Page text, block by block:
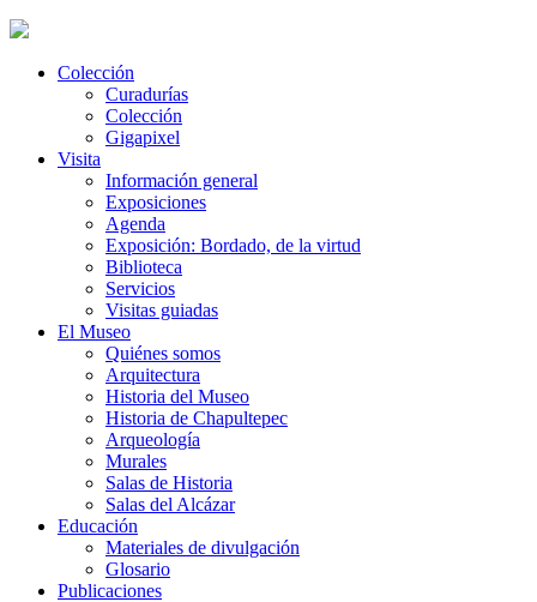
Colección
Curadurías
Colección
Gigapixel
Visita
Información general
Exposiciones
Agenda
Exposición: Bordado, de la virtud
Biblioteca
Servicios
Visitas guiadas
El Museo
Quiénes somos
Arquitectura
Historia del Museo
Historia de Chapultepec
Arqueología
Murales
Salas de Historia
Salas del Alcázar
Educación
Materiales de divulgación
Glosario
Publicaciones